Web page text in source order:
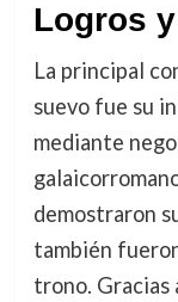
Logros
La principal
suevo fue su
mediante
demostraron
también
trono. Gracias